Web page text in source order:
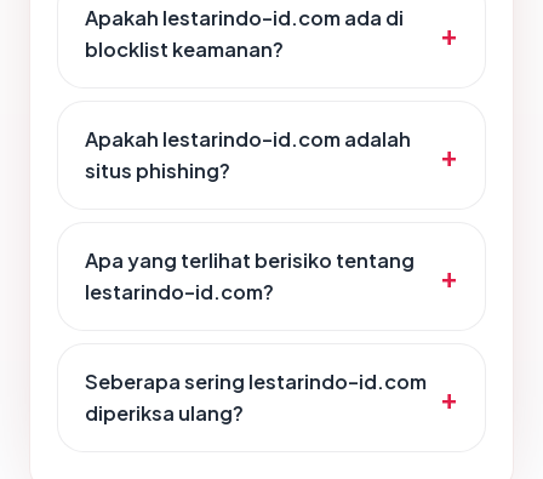
Apakah lestarindo-id.com ada di
blocklist keamanan?
Apakah lestarindo-id.com adalah
situs phishing?
Apa yang terlihat berisiko tentang
lestarindo-id.com?
Seberapa sering lestarindo-id.com
diperiksa ulang?